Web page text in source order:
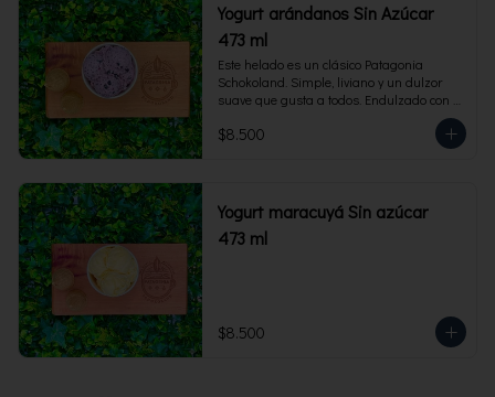
Yogurt arándanos Sin Azúcar
473 ml
Este helado es un clásico Patagonia
Schokoland. Simple, liviano y un dulzor
suave que gusta a todos. Endulzado con
fructosa.Envase familiar 473 ml. Rinde 4
porciones.
$8.500
Yogurt maracuyá Sin azúcar
473 ml
$8.500